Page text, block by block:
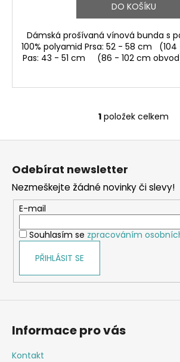
DO KOŠÍKU
Dámská prošívaná vínová bunda s
100% polyamid Prsa: 52 - 58 cm (104
Pas: 43 - 51 cm (86 - 102 cm
O
v
a
c
í
p
r
y
1 položek celkem
Odebírat newsletter
Nezmeškejte žádné novinky či slevy!
E-mail
Souhlasím se zpracováním
PŘIHLÁSIT SE
Informace pro vás
Kontakt